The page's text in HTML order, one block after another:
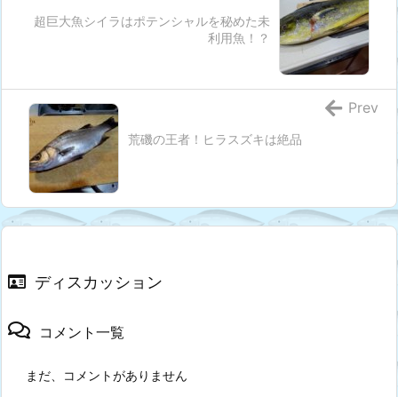
超巨大魚シイラはポテンシャルを秘めた未
利用魚！？
荒磯の王者！ヒラスズキは絶品
Prev
ディスカッション
コメント一覧
まだ、コメントがありません